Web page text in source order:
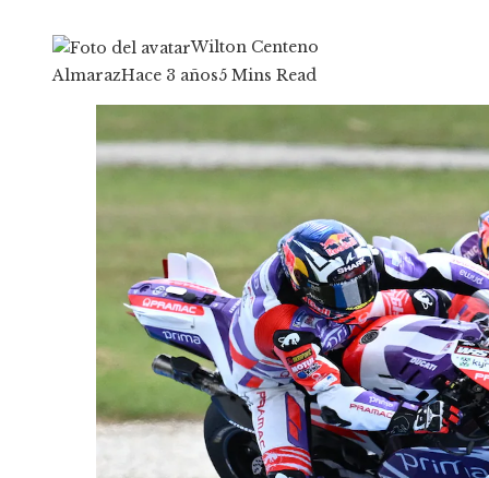
Wilton Centeno
AlmarazHace 3 años5 Mins Read